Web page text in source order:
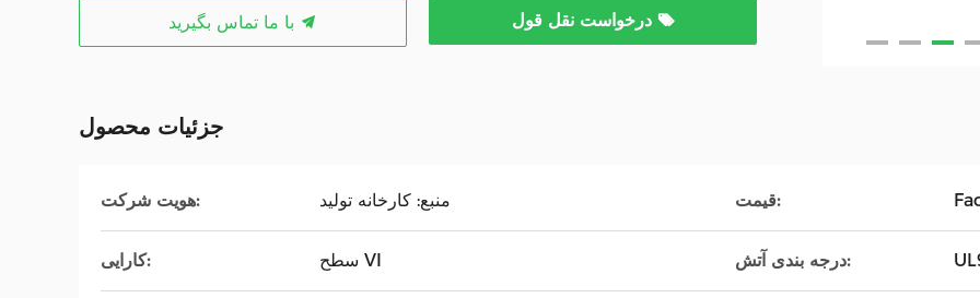
درخواست نقل قول
جزئیات محصول
هویت شرکت: منبع: کارخانه تولید قیمت:
کارایی: سطح VI درجه بندی آتش: